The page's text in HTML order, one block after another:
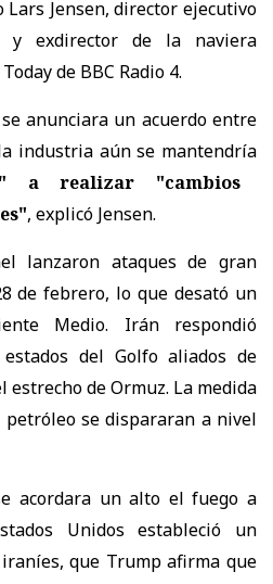
Lars Jensen, director ejecutivo
y exdirector de la naviera
de BBC Radio 4.
anunciara un acuerdo entre
industria aún se mantendría
a realizar "cambios
, explicó Jensen.
lanzaron ataques de gran
de febrero, lo que desató un
Medio. Irán respondió
del Golfo aliados de
estrecho de Ormuz. La medida
se dispararan a nivel
acordara un alto el fuego a
Unidos estableció un
que Trump afirma que